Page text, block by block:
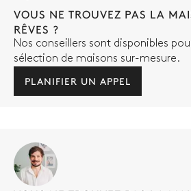
VOUS NE TROUVEZ PAS LA
RÊVES ?
Nos conseillers sont disponibles
sélection de maisons sur-mesure.
PLANIFIER UN APPEL